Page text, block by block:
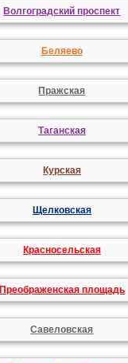
Волгоградский проспект
Беляево
Пражская
Таганская
Курская
Щелковская
Красносельская
Преображенская площадь
Савеловская